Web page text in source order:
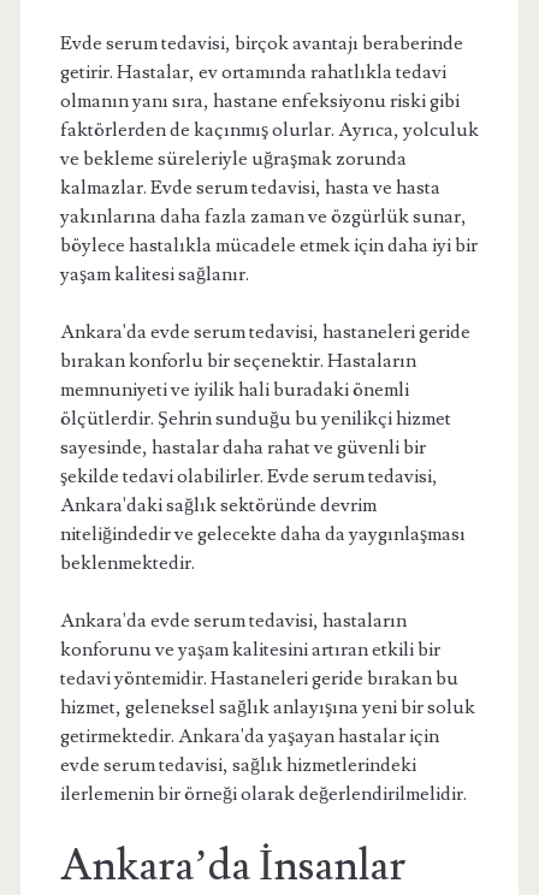
Evde serum tedavisi, birçok avantajı beraberinde
getirir. Hastalar, ev ortamında rahatlıkla tedavi
olmanın yanı sıra, hastane enfeksiyonu riski gibi
faktörlerden de kaçınmış olurlar. Ayrıca, yolculuk
ve bekleme süreleriyle uğraşmak zorunda
kalmazlar. Evde serum tedavisi, hasta ve hasta
yakınlarına daha fazla zaman ve özgürlük sunar,
böylece hastalıkla mücadele etmek için daha iyi bir
yaşam kalitesi sağlanır.
Ankara'da evde serum tedavisi, hastaneleri geride
bırakan konforlu bir seçenektir. Hastaların
memnuniyeti ve iyilik hali buradaki önemli
ölçütlerdir. Şehrin sunduğu bu yenilikçi hizmet
sayesinde, hastalar daha rahat ve güvenli bir
şekilde tedavi olabilirler. Evde serum tedavisi,
Ankara'daki sağlık sektöründe devrim
niteliğindedir ve gelecekte daha da yaygınlaşması
beklenmektedir.
Ankara'da evde serum tedavisi, hastaların
konforunu ve yaşam kalitesini artıran etkili bir
tedavi yöntemidir. Hastaneleri geride bırakan bu
hizmet, geleneksel sağlık anlayışına yeni bir soluk
getirmektedir. Ankara'da yaşayan hastalar için
evde serum tedavisi, sağlık hizmetlerindeki
ilerlemenin bir örneği olarak değerlendirilmelidir.
Ankara’da İnsanlar